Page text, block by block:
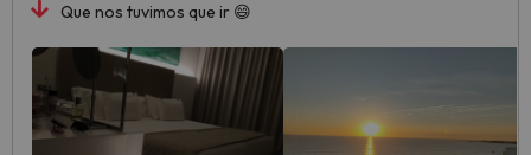
Que nos tuvimos que ir 😄